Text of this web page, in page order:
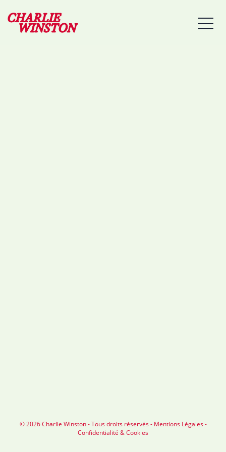
02/12/2023 – RENNES –
L’ANTIPODE (PIMS)
© 2026 Charlie Winston - Tous droits réservés - Mentions Légales-
Confidentialité & Cookies